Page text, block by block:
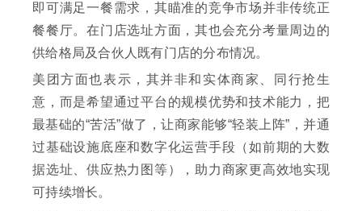
即可满足一餐需求，其瞄准的竞争市场并非传统正
餐餐厅。在门店选址方面，其也会充分考量周边的
供给格局及合伙人既有门店的分布情况。
美团方面也表示，其并非和实体商家、同行抢生
意，而是希望通过平台的规模优势和技术能力，把
最基础的“苦活”做了，让商家能够“轻装上阵”，并通
过基础设施底座和数字化运营手段（如前期的大数
据选址、供应热力图等），助力商家更高效地实现
可持续增长。